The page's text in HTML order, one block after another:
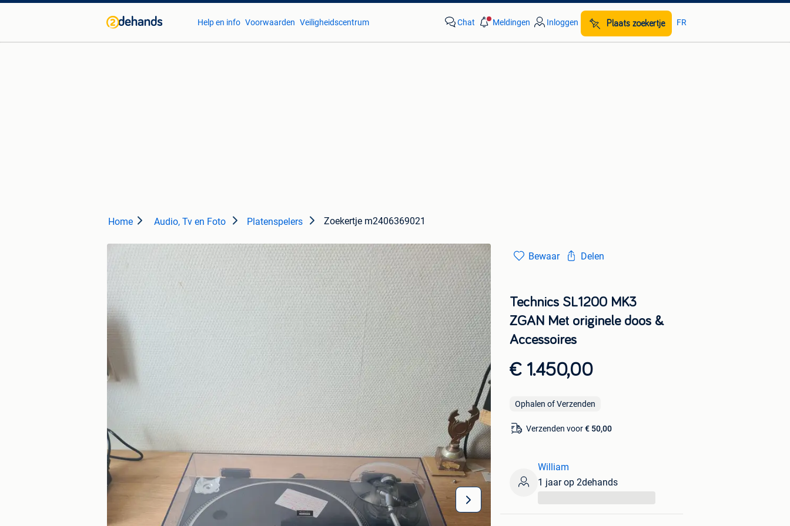
Help en info Voorwaarden Veiligheidscentrum Chat Meldingen Inloggen Plaats zoekertje FR
Home Audio, Tv en Foto Platenspelers Zoekertje m2406369021
Bewaar Delen
Technics SL1200 MK3
ZGAN Met originele doos &
Accessoires
€ 1.450,00
Ophalen of Verzenden
Verzenden voor€ 50,00
William
1 jaar op 2dehands